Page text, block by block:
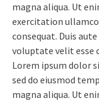
magna aliqua. Ut
exercitation
consequat. Duis
voluptate velit esse
Lorem ipsum dolor
sed do eiusmod
magna aliqua. Ut